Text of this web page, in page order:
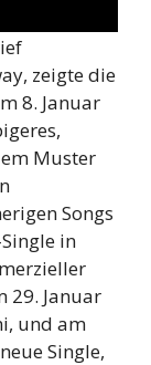
zeigte die
8. Januar
Muster
Songs
in
29. Januar
und am
Single,